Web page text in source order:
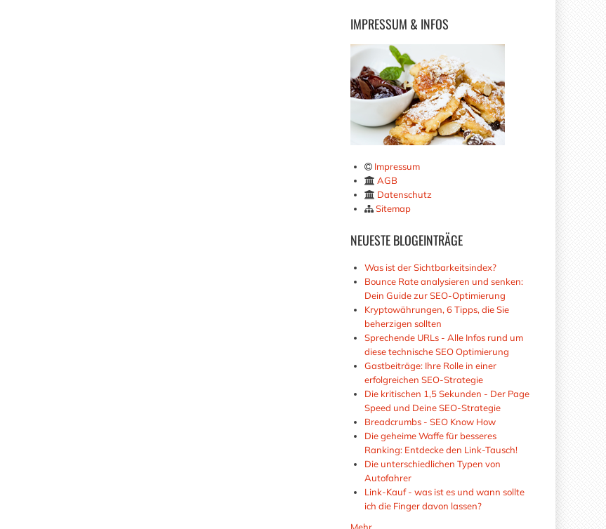
IMPRESSUM & INFOS
Impressum
AGB
Datenschutz
Sitemap
NEUESTEBLOGEINTRÄGE
Was ist der Sichtbarkeitsindex?
Bounce Rate analysieren und senken:
Dein Guide zur SEO-Optimierung
Kryptowährungen, 6 Tipps, die Sie
beherzigen sollten
Sprechende URLs - Alle Infos rund um
diese technische SEO Optimierung
Gastbeiträge: Ihre Rolle in einer
erfolgreichen SEO-Strategie
Die kritischen 1,5 Sekunden - Der Page
Speed und Deine SEO-Strategie
Breadcrumbs - SEO Know How
Die geheime Waffe für besseres
Ranking: Entdecke den Link-Tausch!
Die unterschiedlichen Typen von
Autofahrer
Link-Kauf - was ist es und wann sollte
ich die Finger davon lassen?
Mehr